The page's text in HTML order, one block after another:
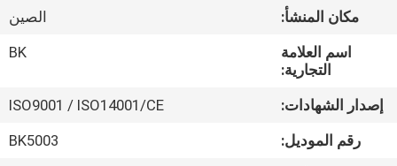
أشرطة
فيديو
معلومات
مكان المنشأ:
الصين
اسم العلامة
التجارية:
BK
إصدار الشهادات:
ISO9001 / ISO14001/CE
رقم الموديل:
BK5003